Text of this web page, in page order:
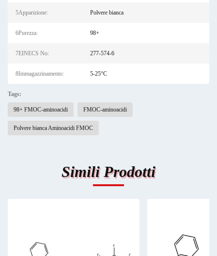
5Apparizione: Polvere bianca
6Purezza: 98+
7EINECS No: 277-574-6
8Immagazzinamento: 5-25°C
Tags:
98+ FMOC-aminoacidi FMOC-aminoacidi
Polvere bianca Aminoacidi FMOC
Simili Prodotti